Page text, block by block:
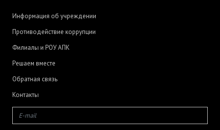
Информация об учреждении
Противодействие коррупции
Филиалы и РОУ АПК
Решаем вместе
Обратная связь
Контакты